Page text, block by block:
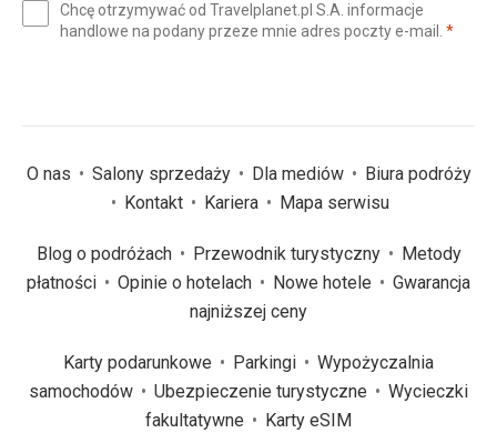
(wymagane)
Chcę otrzymywać od Travelplanet.pl S.A. informacje
handlowe na podany przeze mnie adres poczty e-mail. *
O nas Salony sprzedaży Dla mediów
Biura podróży
Kontakt
Kariera Mapa serwisu
Blog o podróżach Przewodnik turystyczny
Metody
płatności
Opinie o hotelach Nowe hotele
Gwarancja
najniższej ceny
Karty podarunkowe Parkingi
Wypożyczalnia
samochodów
Ubezpieczenie turystyczne
Wycieczki
fakultatywne
Karty eSIM